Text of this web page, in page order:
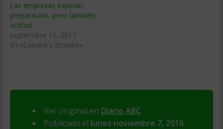
Las empresas esperan
preparación, pero también
actitud
septiembre 12, 2017
En «Carrera y Empleo»
Ver original en Diario ABC
Publicado el lunes noviembre 7, 2016